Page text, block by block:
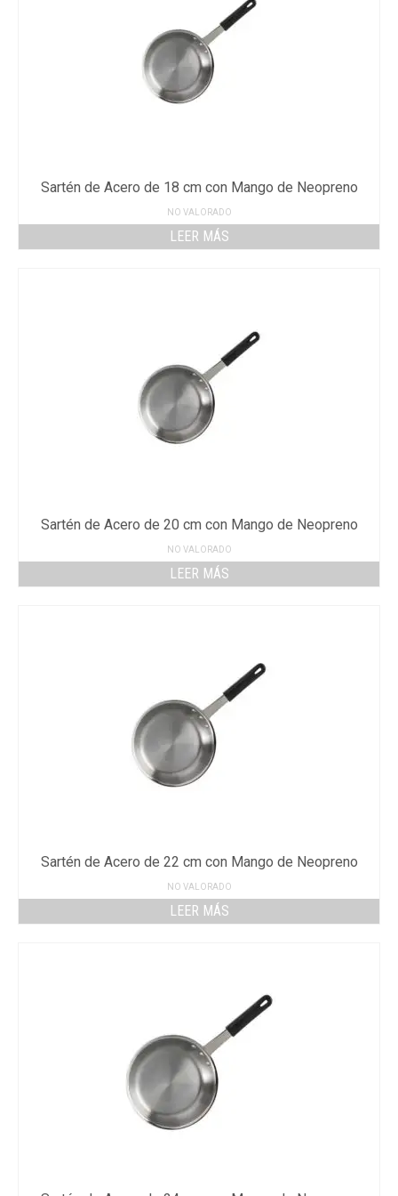
Sartén de Acero de 18 cm con Mango de Neopreno
NO VALORADO
LEER MÁS
Sartén de Acero de 20 cm con Mango de Neopreno
NO VALORADO
LEER MÁS
Sartén de Acero de 22 cm con Mango de Neopreno
NO VALORADO
LEER MÁS